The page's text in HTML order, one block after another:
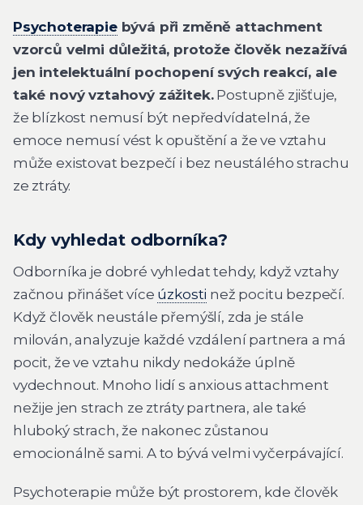
Psychoterapiebývá při změně attachment
vzorců velmi důležitá, protože člověk nezažívá
jen intelektuální pochopení svých reakcí, ale
také nový vztahový zážitek.Postupně zjišťuje,
že blízkost nemusí být nepředvídatelná, že
emoce nemusí vést k opuštění a že ve vztahu
může existovat bezpečí i bez neustálého strachu
ze ztráty.
Kdy vyhledat odborníka?
Odborníka je dobré vyhledat tehdy, když vztahy
začnou přinášet více úzkosti než pocitu bezpečí.
Když člověk neustále přemýšlí, zda je stále
milován, analyzuje každé vzdálení partnera a má
pocit, že ve vztahu nikdy nedokáže úplně
vydechnout. Mnoho lidí s anxious attachment
nežije jen strach ze ztráty partnera, ale také
hluboký strach, že nakonec zůstanou
emocionálně sami. A to bývá velmi vyčerpávající.
Psychoterapie může být prostorem, kde člověk